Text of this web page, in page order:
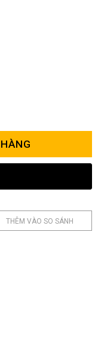
THÊM VÀO SO SÁNH